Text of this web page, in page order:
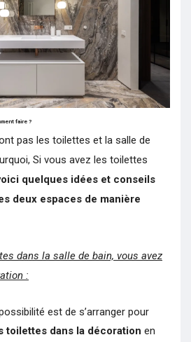
faire ?
pas les toilettes et la salle de
Si vous avez les toilettes
quelques idées et conseils
deux espaces de manière
dans la salle de bain, vous avez
:
est de s’arranger pour
toilettes dans la décoration en